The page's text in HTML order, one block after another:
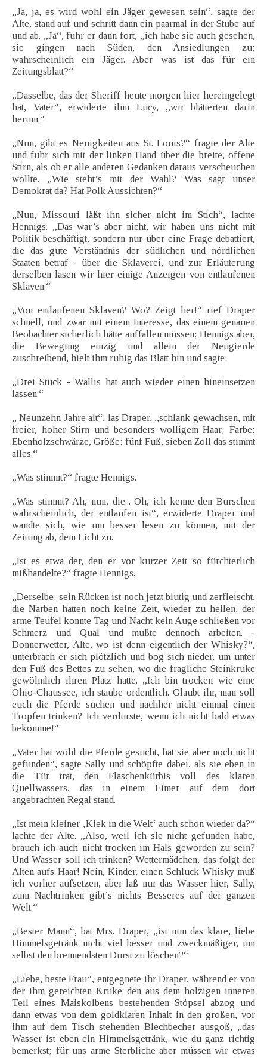
„Ja, ja, es wird wohl ein Jäger gewesen sein“, sagte der
Alte, stand auf und schritt dann ein paarmal in der Stube auf
und ab. „Ja“, fuhr er dann fort, „ich habe sie auch gesehen,
sie gingen nach Süden, den Ansiedlungen zu;
wahrscheinlich ein Jäger. Aber was ist das für ein
Zeitungsblatt?“
„Dasselbe, das der Sheriff heute morgen hier hereingelegt
hat, Vater“, erwiderte ihm Lucy, „wir blätterten darin
herum.“
„Nun, gibt es Neuigkeiten aus St. Louis?“ fragte der Alte
und fuhr sich mit der linken Hand über die breite, offene
Stirn, als ob er alle anderen Gedanken daraus verscheuchen
wollte. „Wie steht’s mit der Wahl? Was sagt unser
Demokrat da? Hat Polk Aussichten?“
„Nun, Missouri läßt ihn sicher nicht im Stich“, lachte
Hennigs. „Das war’s aber nicht, wir haben uns nicht mit
Politik beschäftigt, sondern nur über eine Frage debattiert,
die das gute Verständnis der südlichen und nördlichen
Staaten betraf - über die Sklaverei, und zur Erläuterung
derselben lasen wir hier einige Anzeigen von entlaufenen
Sklaven.“
„Von entlaufenen Sklaven? Wo? Zeigt her!“ rief Draper
schnell, und zwar mit einem Interesse, das einem genauen
Beobachter sicherlich hätte auffallen müssen; Hennigs aber,
die Bewegung einzig und allein der Neugierde
zuschreibend, hielt ihm ruhig das Blatt hin und sagte:
„Drei Stück - Wallis hat auch wieder einen hineinsetzen
lassen.“
„ Neunzehn Jahre alt“, las Draper, „schlank gewachsen, mit
freier, hoher Stirn und besonders wolligem Haar; Farbe:
Ebenholzschwärze, Größe: fünf Fuß, sieben Zoll das stimmt
alles.“
„Was stimmt?“ fragte Hennigs.
„Was stimmt? Ah, nun, die... Oh, ich kenne den Burschen
wahrscheinlich, der entlaufen ist“, erwiderte Draper und
wandte sich, wie um besser lesen zu können, mit der
Zeitung ab, dem Licht zu.
„Ist es etwa der, den er vor kurzer Zeit so fürchterlich
mißhandelte?“ fragte Hennigs.
„Derselbe; sein Rücken ist noch jetzt blutig und zerfleischt,
die Narben hatten noch keine Zeit, wieder zu heilen, der
arme Teufel konnte Tag und Nacht kein Auge schließen vor
Schmerz und Qual und mußte dennoch arbeiten. -
Donnerwetter, Alte, wo ist denn eigentlich der Whisky?“,
unterbrach er sich plötzlich und bog sich nieder, um unter
den Fuß des Bettes zu sehen, wo die fragliche Steinkruke
gewöhnlich ihren Platz hatte. „Ich bin trocken wie eine
Ohio-Chaussee, ich staube ordentlich. Glaubt ihr, man soll
euch die Pferde suchen und nachher nicht einmal einen
Tropfen trinken? Ich verdurste, wenn ich nicht bald etwas
bekomme!“
„Vater hat wohl die Pferde gesucht, hat sie aber noch nicht
gefunden“, sagte Sally und schöpfte dabei, als sie eben in
die Tür trat, den Flaschenkürbis voll des klaren
Quellwassers, das in einem Eimer auf dem dort
angebrachten Regal stand.
„Ist mein kleiner ‚Kiek in die Welt‘ auch schon wieder da?“
lachte der Alte. „Also, weil ich sie nicht gefunden habe,
brauch ich auch nicht trocken im Hals geworden zu sein?
Und Wasser soll ich trinken? Wettermädchen, das folgt der
Alten aufs Haar! Nein, Kinder, einen Schluck Whisky muß
ich vorher aufsetzen, aber laß nur das Wasser hier, Sally,
zum Nachtrinken gibt’s nichts Besseres auf der ganzen
Welt.“
„Bester Mann“, bat Mrs. Draper, „ist nun das klare, liebe
Himmelsgetränk nicht viel besser und zweckmäßiger, um
selbst den brennendsten Durst zu löschen?“
„Liebe, beste Frau“, entgegnete ihr Draper, während er von
der ihm gereichten Kruke den aus dem holzigen inneren
Teil eines Maiskolbens bestehenden Stöpsel abzog und
dann etwas von dem goldklaren Inhalt in den großen, vor
ihm auf dem Tisch stehenden Blechbecher ausgoß, „das
Wasser ist eben ein Himmelsgetränk, wie du ganz richtig
bemerkst; für uns arme Sterbliche aber müssen wir etwas